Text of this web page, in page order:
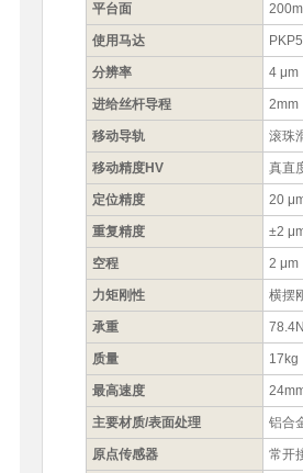
平台面
使用马达
分辨率 4 μm
进给丝杆导程 2mm
移动导轨 滚珠
移动精度HV 真直
定位精度 20
重复精度 ±2
空程 2 μm
力矩刚性 横摆
承重
质量 17kg
最高速度
主要材质/表面处理 铝合
原点传感器 常开